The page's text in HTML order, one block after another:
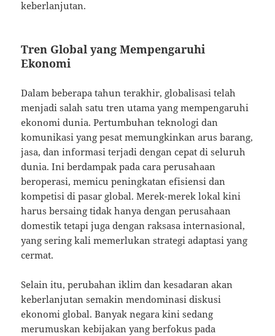
keberlanjutan.
Tren Global yang Mempengaruhi
Ekonomi
Dalam beberapa tahun terakhir, globalisasi telah
menjadi salah satu tren utama yang mempengaruhi
ekonomi dunia. Pertumbuhan teknologi dan
komunikasi yang pesat memungkinkan arus barang,
jasa, dan informasi terjadi dengan cepat di seluruh
dunia. Ini berdampak pada cara perusahaan
beroperasi, memicu peningkatan efisiensi dan
kompetisi di pasar global. Merek-merek lokal kini
harus bersaing tidak hanya dengan perusahaan
domestik tetapi juga dengan raksasa internasional,
yang sering kali memerlukan strategi adaptasi yang
cermat.
Selain itu, perubahan iklim dan kesadaran akan
keberlanjutan semakin mendominasi diskusi
ekonomi global. Banyak negara kini sedang
merumuskan kebijakan yang berfokus pada